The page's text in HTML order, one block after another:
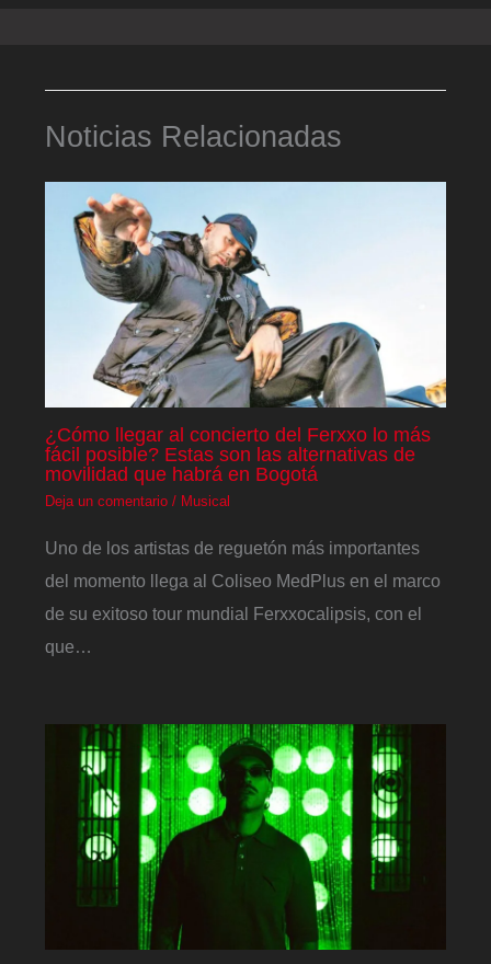
Noticias Relacionadas
¿Cómo llegar al concierto del Ferxxo lo más
fácil posible? Estas son las alternativas de
movilidad que habrá en Bogotá
Deja un comentario / Musical
Uno de los artistas de reguetón más importantes
del momento llega al Coliseo MedPlus en el marco
de su exitoso tour mundial Ferxxocalipsis, con el
que…